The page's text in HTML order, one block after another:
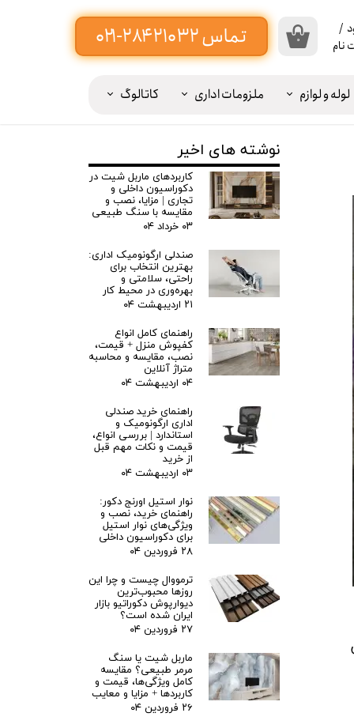
لوله و لوازم ملزومات اداری کاتالوگ
۰
/
نام
نوشته های اخیر
کاربردهای ماربل شیت در
دکوراسیون داخلی و
تجاری | مزایا، نصب و
مقایسه با سنگ طبیعی
۰۳ خرداد ۰۴
صندلی ارگونومیک اداری:
بهترین انتخاب برای
راحتی، سلامتی و
بهره‌وری در محیط کار
۲۱ اردیبهشت ۰۴
راهنمای کامل انواع
کفپوش منزل + قیمت،
نصب، مقایسه و محاسبه
متراژ آنلاین
۰۴ اردیبهشت ۰۴
راهنمای خرید صندلی
اداری ارگونومیک و
استاندارد | بررسی انواع،
قیمت و نکات مهم قبل
از خرید
۰۳ اردیبهشت ۰۴
نوار استیل اورنج دکور:
راهنمای خرید، نصب و
ویژگی‌های نوار استیل
برای دکوراسیون داخلی
۲۸ فروردین ۰۴
ترمووال چیست و چرا این
روزها محبوب‌ترین
دیوارپوش دکوراتیو بازار
ایران شده است؟
۲۷ فروردین ۰۴
ماربل شیت یا سنگ
مرمر طبیعی؟ مقایسه
کامل ویژگی‌ها، قیمت و
کاربردها + مزایا و معایب
۲۶ فروردین ۰۴